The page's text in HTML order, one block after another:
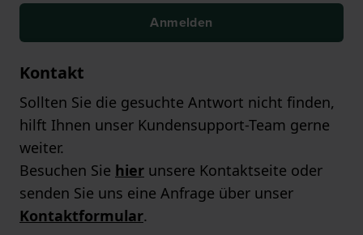
Anmelden
Kontakt
Sollten Sie die gesuchte Antwort nicht finden,
hilft Ihnen unser Kundensupport-Team gerne
weiter.
Besuchen Sie hier unsere Kontaktseite oder
senden Sie uns eine Anfrage über unser
Kontaktformular.